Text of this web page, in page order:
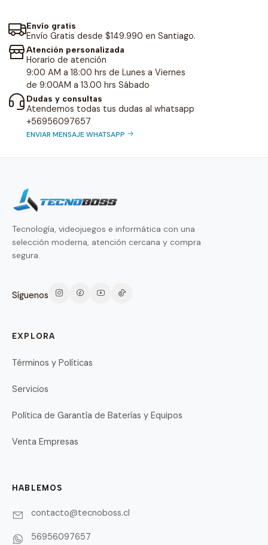
Envío gratis
Envío Gratis desde $149.990 en Santiago.
Atención personalizada
Horario de atención
9:00 AM a 18:00 hrs de Lunes a Viernes
de 9:00AM a 13.00 hrs Sábado
Dudas y consultas
Atendemos todas tus dudas al whatsapp
+56956097657
ENVIAR MENSAJE WHATSAPP
Tecnología, videojuegos e informática con una
selección moderna, atención cercana y compra
segura.
Síguenos
EXPLORA
Términos y Políticas
Servicios
Política de Garantía de Baterías y Equipos
Venta Empresas
HABLEMOS
contacto@tecnoboss.cl
56956097657